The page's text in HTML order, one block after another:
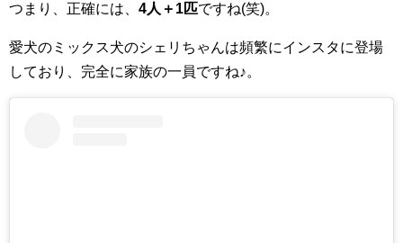
つまり、正確には、 4人＋1匹ですね(笑)。
愛犬のミックス犬のシェリちゃんは頻繁にインスタに登場
しており、完全に家族の一員ですね♪。